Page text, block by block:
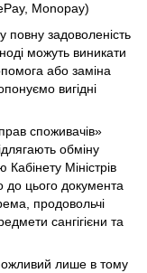
Monopay)
задоволеність
можуть виникати
або заміна
вигідні
споживачів»
обміну
Міністрів
до цього документа
продовольчі
сангігієни та
лише в тому